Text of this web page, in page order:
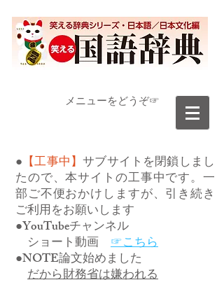
​メニューをどうぞ☞
● 【工事中】サブサイトを閉鎖しまし
たので、本サイトの工事中です。一
部ご不便おかけしますが、引き続き
ご利用をお願いします
●YouTubeチャンネル
ショート動画 ☞こちら
●NOTE論文始めました
だから財務省は嫌われる